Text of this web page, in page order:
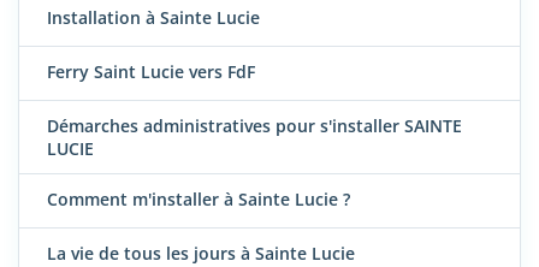
Installation à Sainte Lucie
Ferry Saint Lucie vers FdF
Démarches administratives pour s'installer SAINTE
LUCIE
Comment m'installer à Sainte Lucie ?
La vie de tous les jours à Sainte Lucie